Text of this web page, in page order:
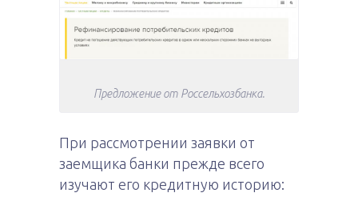
Предложение от Россельхозбанка.
При рассмотрении заявки от
заемщика банки прежде всего
изучают его кредитную историю: